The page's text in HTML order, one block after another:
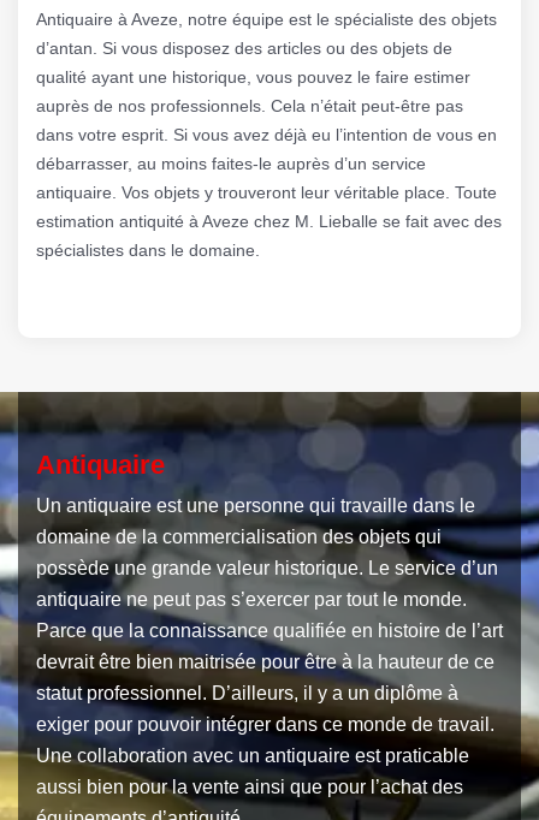
Antiquaire à Aveze, notre équipe est le spécialiste des objets
d’antan. Si vous disposez des articles ou des objets de
qualité ayant une historique, vous pouvez le faire estimer
auprès de nos professionnels. Cela n’était peut-être pas
dans votre esprit. Si vous avez déjà eu l’intention de vous en
débarrasser, au moins faites-le auprès d’un service
antiquaire. Vos objets y trouveront leur véritable place. Toute
estimation antiquité à Aveze chez M. Lieballe se fait avec des
spécialistes dans le domaine.
Antiquaire
Un antiquaire est une personne qui travaille dans le
domaine de la commercialisation des objets qui
possède une grande valeur historique. Le service d’un
antiquaire ne peut pas s’exercer par tout le monde.
Parce que la connaissance qualifiée en histoire de l’art
devrait être bien maitrisée pour être à la hauteur de ce
statut professionnel. D’ailleurs, il y a un diplôme à
exiger pour pouvoir intégrer dans ce monde de travail.
Une collaboration avec un antiquaire est praticable
aussi bien pour la vente ainsi que pour l’achat des